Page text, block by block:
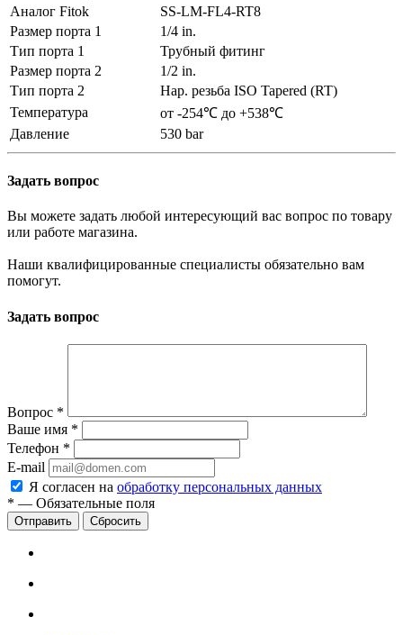
Аналог Fitok
SS-LM-FL4-RT8
Размер порта 1
1/4 in.
Тип порта 1
Трубный фитинг
Размер порта 2
1/2 in.
Тип порта 2
Нар. резьба ISO Tapered (RT)
Температура
от -254℃ до +538℃
Давление
530 bar
Задать вопрос
Вы можете задать любой интересующий вас вопрос по товару
или работе магазина.
Наши квалифицированные специалисты обязательно вам
помогут.
Задать вопрос
Вопрос *
Ваше имя *
Телефон *
E-mail
Я согласен на обработку персональных данных
* — Обязательные поля
Сбросить